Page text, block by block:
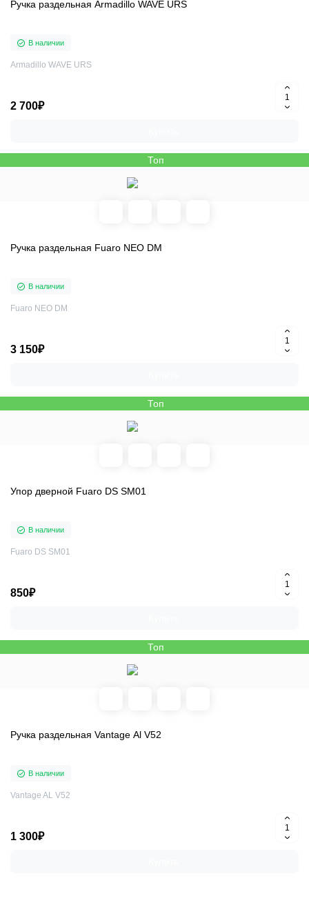
Ручка раздельная Armadillo WAVE URS
В наличии
Armadillo WAVE URS
2 700₽
Топ
Ручка раздельная Fuaro NEO DM
В наличии
Fuaro NEO DM
3 150₽
Топ
Упор дверной Fuaro DS SM01
В наличии
Fuaro DS SM01
850₽
Топ
Ручка раздельная Vantage Al V52
В наличии
Vantage AL V52
1 300₽